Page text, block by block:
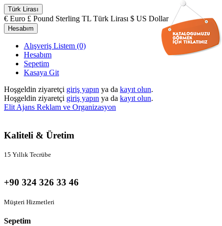
Türk Lirası
€ Euro £ Pound Sterling TL Türk Lirası $ US Dollar
Hesabım
Alışveriş Listem (0)
Hesabım
Sepetim
Kasaya Git
Hoşgeldin ziyaretçi giriş yapın ya da kayıt olun.
Hoşgeldin ziyaretçi giriş yapın ya da kayıt olun.
Elit Ajans Reklam ve Organizasyon
Kaliteli & Üretim
15 Yıllık Tecrübe
+90 324 326 33 46
Müşteri Hizmetleri
Sepetim